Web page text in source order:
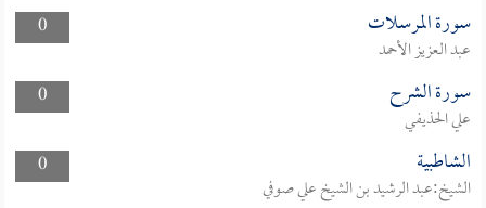
0
سورة المرسلات
عبد العزيز الأحمد
0
سورة الشرح
علي الحذيفي
0
الشاطبية
الشيخ:عبد الرشيد بن الشيخ علي صوفي